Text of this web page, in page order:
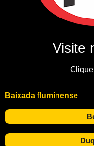
Visite
Clique
Baixada fluminense